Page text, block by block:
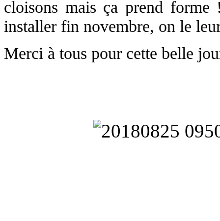
cloisons mais ça prend
installer fin novembre, on le
Merci à tous pour cette belle